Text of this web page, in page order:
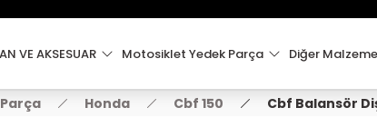
2000 TL VE ÜZERİ
VE AKSESUAR Motosiklet Yedek Parça Diğer
Honda Cbf 150 Cbf Balansör